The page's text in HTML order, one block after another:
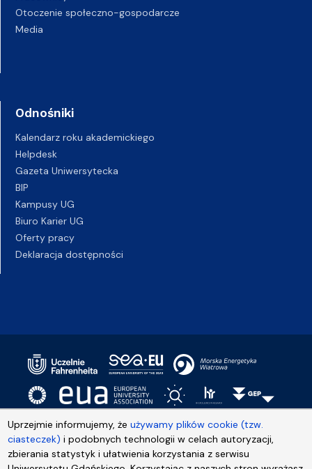
Uprzejmie informujemy, żeużywamy plików cookie (tzw.
ciasteczek) i podobnych technologii w celach autoryzacji,
zbierania statystyk i ułatwienia korzystania z serwisu
Otoczenie społeczno-gospodarcze
Media
Odnośniki
Kalendarz roku akademickiego
Helpdesk
Gazeta Uniwersytecka
BIP
Kampusy UG
Biuro Karier UG
Oferty pracy
Deklaracja dostępności